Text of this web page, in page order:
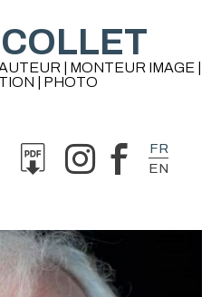
COLLET
| MONTEUR IMAGE |
| PHOTO
FR
EN